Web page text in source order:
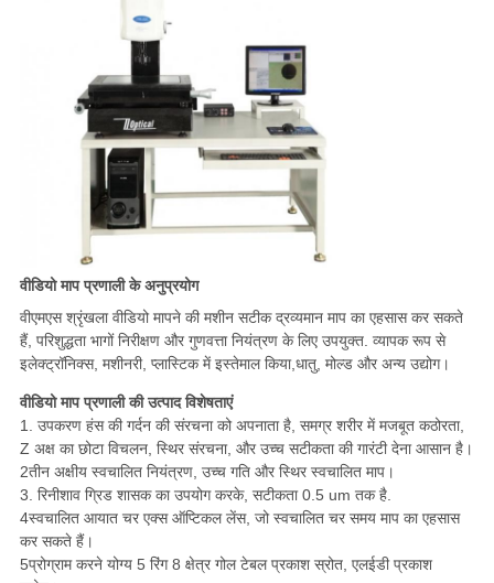
वीडियो माप प्रणाली के अनुप्रयोग
वीएमएस श्रृंखला वीडियो मापने की मशीन सटीक द्रव्यमान माप का एहसास कर सकते
हैं, परिशुद्धता भागों निरीक्षण और गुणवत्ता नियंत्रण के लिए उपयुक्त. व्यापक रूप से
इलेक्ट्रॉनिक्स, मशीनरी, प्लास्टिक में इस्तेमाल किया,धातु, मोल्ड और अन्य उद्योग।
वीडियो माप प्रणाली की उत्पाद विशेषताएं
1. उपकरण हंस की गर्दन की संरचना को अपनाता है, समग्र शरीर में मजबूत कठोरता,
Z अक्ष का छोटा विचलन, स्थिर संरचना, और उच्च सटीकता की गारंटी देना आसान है।
2तीन अक्षीय स्वचालित नियंत्रण, उच्च गति और स्थिर स्वचालित माप।
3. रिनीशाव ग्रिड शासक का उपयोग करके, सटीकता 0.5 um तक है.
4स्वचालित आयात चर एक्स ऑप्टिकल लेंस, जो स्वचालित चर समय माप का एहसास
कर सकते हैं।
5प्रोग्राम करने योग्य 5 रिंग 8 क्षेत्र गोल टेबल प्रकाश स्रोत, एलईडी प्रकाश